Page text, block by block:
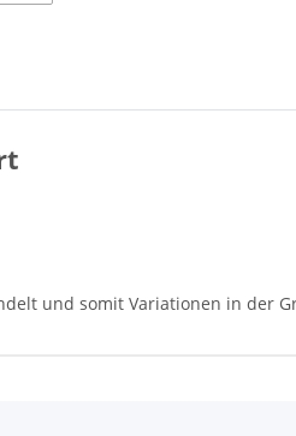
und somit Variationen in der